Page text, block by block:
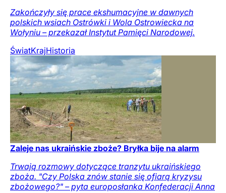
Zakończyły się prace ekshumacyjne w dawnych
polskich wsiach Ostrówki i Wola Ostrowiecka na
Wołyniu – przekazał Instytut Pamięci Narodowej.
ŚwiatKrajHistoria
Zaleje nas ukraińskie zboże? Bryłka bije na alarm
Trwają rozmowy dotyczące tranzytu ukraińskiego
zboża. "Czy Polska znów stanie się ofiarą kryzysu
zbożowego?" – pyta europosłanka Konfederacji Anna